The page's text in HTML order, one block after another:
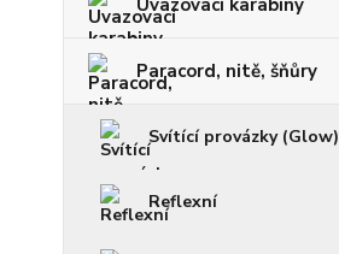
Uvazovací karabiny
Paracord, nitě, šňůry
Svítící provázky (Glow)
Reflexní